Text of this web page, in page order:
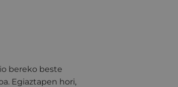
bereko beste
Egiaztapen hori,